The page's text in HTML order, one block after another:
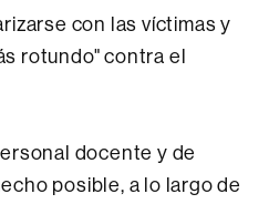
con las víctimas y
rotundo" contra el
docente y de
posible, a lo largo de